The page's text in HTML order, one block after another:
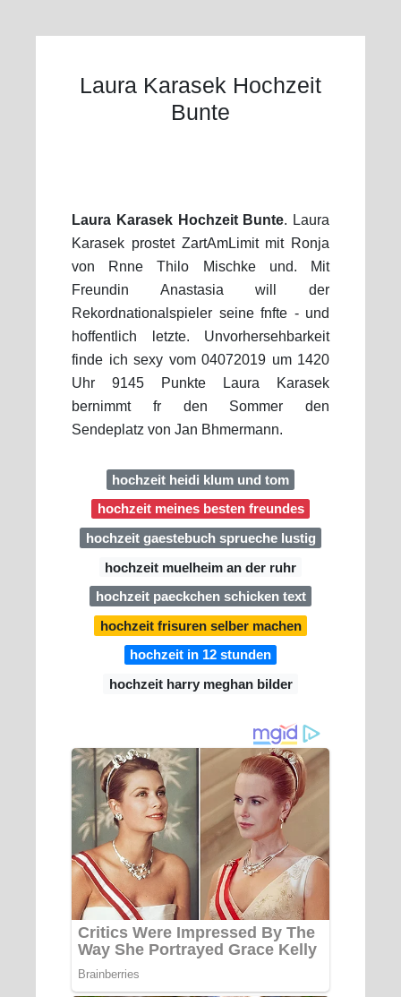
Laura Karasek Hochzeit
Bunte
Laura Karasek Hochzeit Bunte. Laura
Karasek prostet ZartAmLimit mit Ronja
von Rnne Thilo Mischke und. Mit
Freundin Anastasia will der
Rekordnationalspieler seine fnfte - und
hoffentlich letzte. Unvorhersehbarkeit
finde ich sexy vom 04072019 um 1420
Uhr 9145 Punkte Laura Karasek
bernimmt fr den Sommer den
Sendeplatz von Jan Bhmermann.
hochzeit heidi klum und tom
hochzeit meines besten freundes
hochzeit gaestebuch sprueche lustig
hochzeit muelheim an der ruhr
hochzeit paeckchen schicken text
hochzeit frisuren selber machen
hochzeit in 12 stunden
hochzeit harry meghan bilder